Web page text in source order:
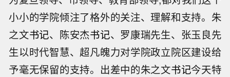
小小的学院倾注了格外的关注、理解和支持。朱
之文书记、陈安杰书记、罗康瑞先生、张玉良先
生以时代智慧、超凡魄力对学院政立院区建设给
予毫无保留的支持。出差中的朱之文书记今天特